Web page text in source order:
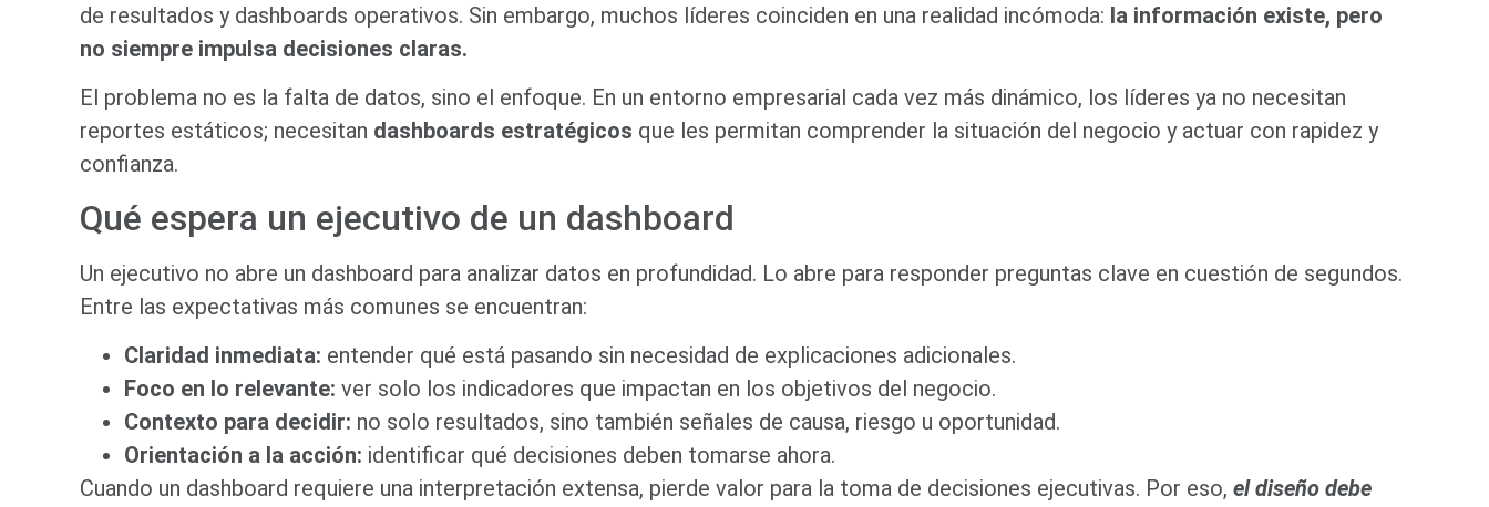
de resultados y dashboards operativos. Sin embargo, muchos líderes coinciden en una realidad incómoda: la información existe, pero
no siempre impulsa decisiones claras.
El problema no es la falta de datos, sino el enfoque. En un entorno empresarial cada vez más dinámico, los líderes ya no necesitan
reportes estáticos; necesitan dashboards estratégicos que les permitan comprender la situación del negocio y actuar con rapidez y
confianza.
Qué espera un ejecutivo de un dashboard
Un ejecutivo no abre un dashboard para analizar datos en profundidad. Lo abre para responder preguntas clave en cuestión de segundos.
Entre las expectativas más comunes se encuentran:
Claridad inmediata: entender qué está pasando sin necesidad de explicaciones adicionales.
Foco en lo relevante: ver solo los indicadores que impactan en los objetivos del negocio.
Contexto para decidir: no solo resultados, sino también señales de causa, riesgo u oportunidad.
Orientación a la acción: identificar qué decisiones deben tomarse ahora.
Cuando un dashboard requiere una interpretación extensa, pierde valor para la toma de decisiones ejecutivas. Por eso, el diseño debe